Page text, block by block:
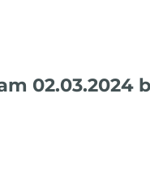
02.03.2024